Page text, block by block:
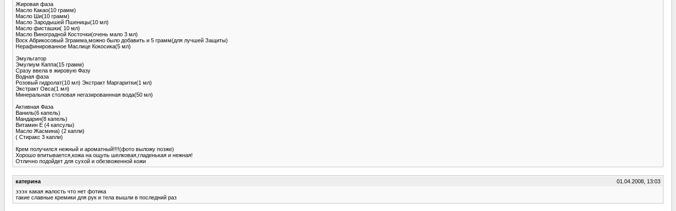
Жировая фаза
Масло Какао(10 грамм)
Масло Ши(10 грамм)
Масло Зародышей Пшеницы(10 мл)
Масло фисташки( 10 мл)
Масло Виноградной Косточки(очень мало 3 мл)
Воск Абрикосовый 3грамма,можно было добавить и 5 грамм(для лучшей Защиты)
Нерафинированное Маслице Кокосика(5 мл)
Эмульгатор
Эмулиум Каппа(15 грамм)
Сразу ввела в жировую Фазу
Водная фаза
Розовый гидролат(10 мл) Экстракт Маргаритки(1 мл)
Экстракт Овса(1 мл)
Минеральная столовая негазированнная вода(50 мл)
Активная Фаза
Ваниль(6 капель)
Мандарин(8 капель)
Витамин Е (4 капсулы)
Масло Жасмина) (2 капли)
( Стиракс 3 капли)
Крем получился нежный и ароматный!!!!(фото выложу позже)
Хорошо впитывается,кожа на ощупь шелковая,гладенькая и нежная!
Отлично подойдет для сухой и обезвоженной кожи
катерина
01.04.2008, 13:03
эээх какая жалость что нет фотика
такие славные кремики для рук и тела вышли в последний раз